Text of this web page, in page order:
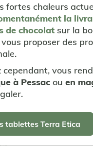
Etica sont
de
Bio
Nous
arômes de
fortes chaleurs
la
de chocolat sur la
proposer des
cependant, vous
à Pessac ouen
tablettes Terra Etica